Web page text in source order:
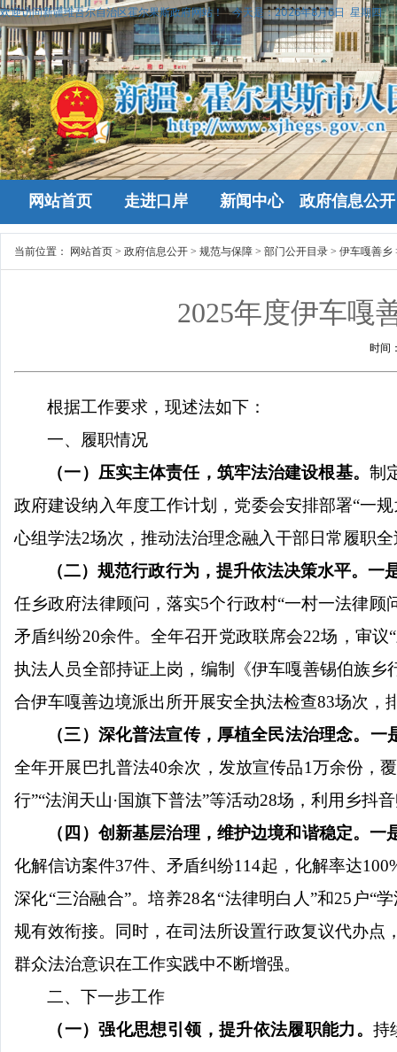
欢迎访问新疆维吾尔自治区霍尔果斯政府网站！ 今天是：2026年8月6日 星期四
网站首页 走进口岸 新闻中心 政府信息公开
当前位置： 网站首页 > 政府信息公开 > 规范与保障 > 部门公开目录 > 伊车嘎善乡
2025年度伊车嘎
时间
根据工作要求，现述法如下：
一、履职情况
（一）压实主体责任，筑牢法治建设根基。 制
政府建设纳入年度工作计划， 党委会安排部署“一
心组学法2场次 ， 推动法治理念融入干部日常履职
（二）规范行政行为，提升依法决策水平。 一
任乡政府法律顾问，落实5个行政村“一村一法律顾
矛盾纠纷20余件。全年召开党政联席会22场，审议“
执法人员全部持证上岗，编制《伊车嘎善锡伯族
合伊车嘎善边境派出所开展安全执法检查83场次，
（三）深化普法宣传，厚植全民法治理念。 一
全年开展巴扎普法40余次，发放宣传品1万余份，
行”“法润天山·国旗下普法”等活动28场，利用乡抖
（四）创新基层治理，维护边境和谐稳定。一
化解信访案件37件、矛盾纠纷114起，化解率达
深化“三治融合”。培养28名“法律明白人”和25 户“
规有效衔接。同时，在司法所设置行政复议代办点
群众法治意识在工作实践中不断增强。
二、下一步工作
（一）强化思想引领，提升依法履职能力 。持